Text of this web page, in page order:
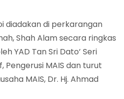
diadakan di perkarangan
Shah Alam secara ringkas
YAD Tan Sri Dato’ Seri
Pengerusi MAIS dan turut
MAIS, Dr. Hj. Ahmad